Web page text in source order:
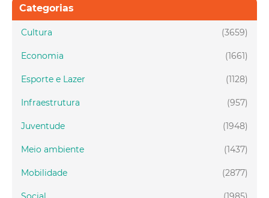
Categorias
(3659)
Cultura
(1661)
Economia
(1128)
Esporte e Lazer
(957)
Infraestrutura
(1948)
Juventude
(1437)
Meio ambiente
(2877)
Mobilidade